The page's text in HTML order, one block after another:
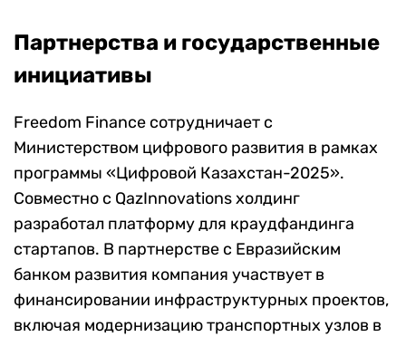
Партнерства и государственные
инициативы
Freedom Finance сотрудничает с
Министерством цифрового развития в рамках
программы «Цифровой Казахстан-2025».
Совместно с QazInnovations холдинг
разработал платформу для краудфандинга
стартапов. В партнерстве с Евразийским
банком развития компания участвует в
финансировании инфраструктурных проектов,
включая модернизацию транспортных узлов в